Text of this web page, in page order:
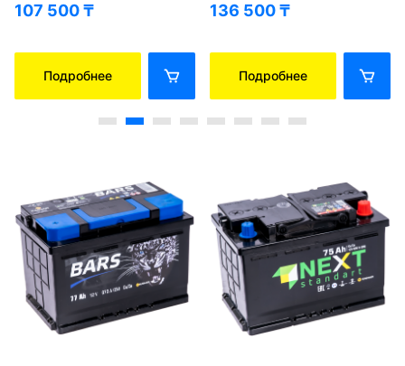
107 500₸
Подробнее
136 500₸
Подробнее